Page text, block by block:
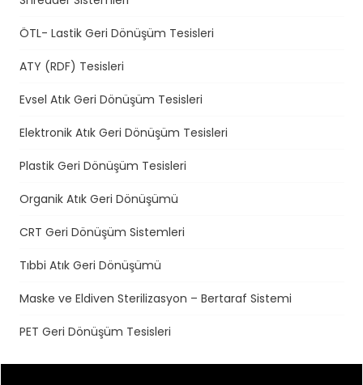
ÖTL- Lastik Geri Dönüşüm Tesisleri
ATY (RDF) Tesisleri
Evsel Atık Geri Dönüşüm Tesisleri
Elektronik Atık Geri Dönüşüm Tesisleri
Plastik Geri Dönüşüm Tesisleri
Organik Atık Geri Dönüşümü
CRT Geri Dönüşüm Sistemleri
Tıbbi Atık Geri Dönüşümü
Maske ve Eldiven Sterilizasyon – Bertaraf Sistemi
PET Geri Dönüşüm Tesisleri